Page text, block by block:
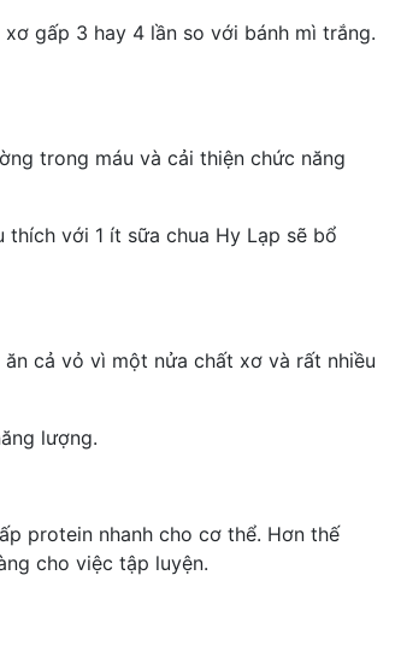
gấp 3 hay 4 lần so với bánh mì trắng.
trong máu và cải thiện chức năng
thích với 1 ít sữa chua Hy Lạp sẽ bổ
cả vỏ vì một nửa chất xơ và rất nhiều
lượng.
protein nhanh cho cơ thể. Hơn thế
cho việc tập luyện.